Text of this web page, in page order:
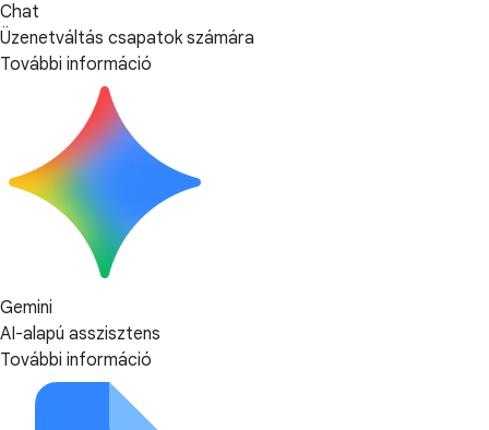
Chat
Üzenetváltás csapatok számára
További információ
Gemini
AI-alapú asszisztens
További információ